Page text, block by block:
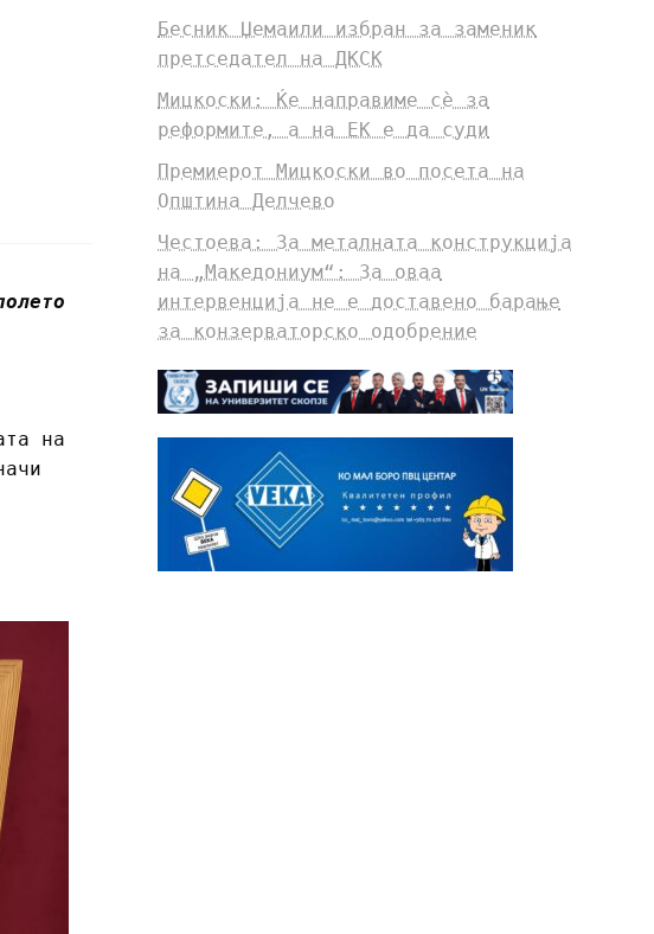
на
Бесник Џемаили избран за заменик
претседател на ДКСК
Мицкоски: Ќе направиме сè за
реформите, а на ЕК е да суди
Премиерот Мицкоски во посета на
Општина Делчево
Честоева: За металната конструкција
на „Македониум“: За оваа
интервенција не е доставено барање
за конзерваторско одобрение